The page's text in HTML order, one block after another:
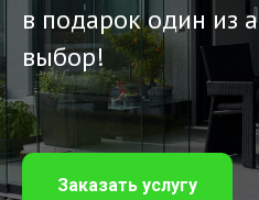
в подарок один из
выбор!
Заказать услугу